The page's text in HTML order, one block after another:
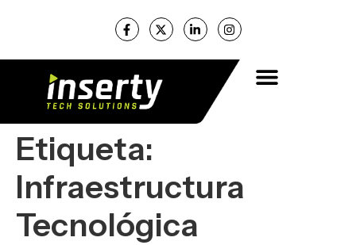
Etiqueta:
Infraestructura
Tecnológica